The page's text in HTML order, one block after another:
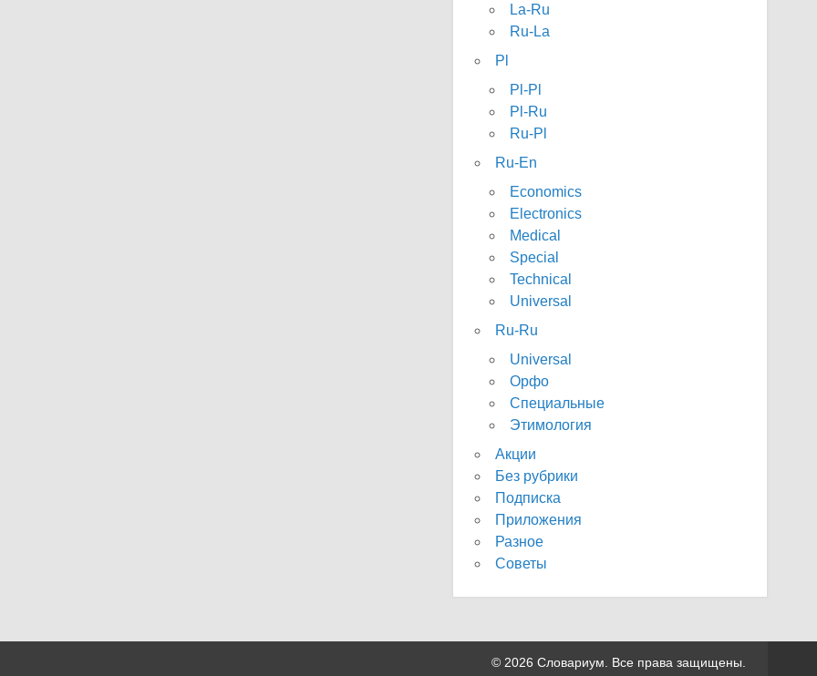
La-Ru
Ru-La
Pl
Pl-Pl
Pl-Ru
Ru-Pl
Ru-En
Economics
Electronics
Medical
Special
Technical
Universal
Ru-Ru
Universal
Орфо
Специальные
Этимология
Акции
Без рубрики
Подписка
Приложения
Разное
Советы
© 2026 Словариум. Все права защищены.